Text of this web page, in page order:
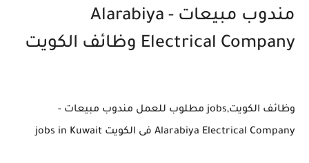
مندوب مبيعات - Alarabiya
Electrical Company وظائف الكويت
وظائف الكويت,jobs مطلوب للعمل مندوب مبيعات -
Alarabiya Electrical Company فى الكويت jobs in Kuwait